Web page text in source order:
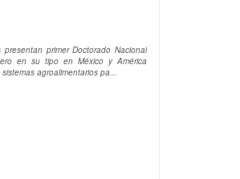
primer Doctorado Nacional
en su tipo en México y América
agroalimentarios pa...